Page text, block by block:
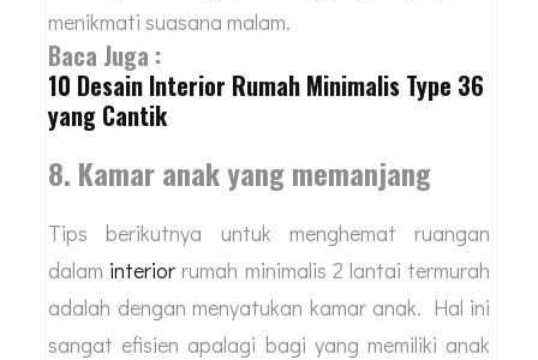
menikmati suasana malam.
Baca Juga :
10 Desain Interior Rumah Minimalis Type 36
yang Cantik
8. Kamar anak yang memanjang
Tips berikutnya untuk menghemat ruangan
dalam interior rumah minimalis 2 lantai termurah
adalah dengan menyatukan kamar anak. Hal ini
sangat efisien apalagi bagi yang memiliki anak